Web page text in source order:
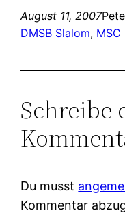
August 11, 2007
DMSB Slalom, MSC
Schreibe
Du musst
Kommentar